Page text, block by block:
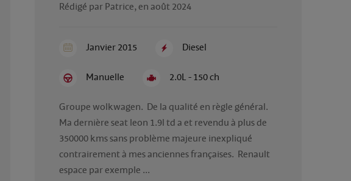
Rédigé par Patrice, en août 2024
Janvier 2015 Diesel
Manuelle 2.0L - 150 ch
Groupe wolkwagen.  De la qualité en règle général.
Ma dernière seat leon 1.9l td a et revendu à plus de
350000 kms sans problème majeure inexpliqué
contrairement à mes anciennes françaises.  Renault
espace par exemple ...